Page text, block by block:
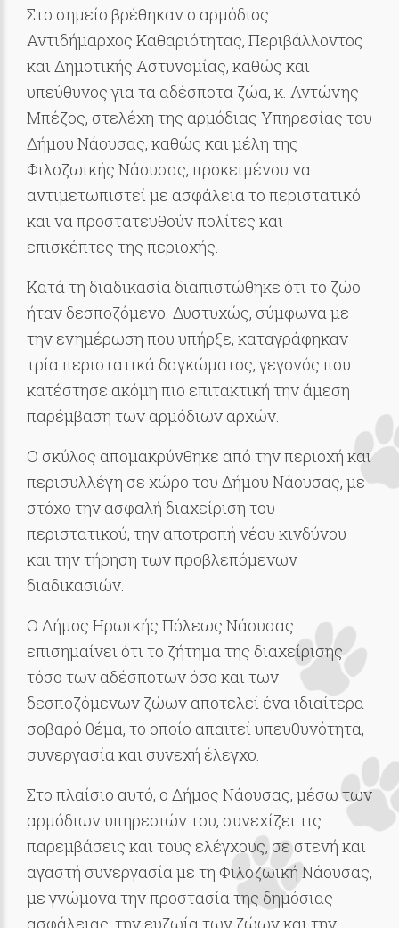
Στο σημείο βρέθηκαν ο αρμόδιος
Αντιδήμαρχος Καθαριότητας, Περιβάλλοντος
και Δημοτικής Αστυνομίας, καθώς και
υπεύθυνος για τα αδέσποτα ζώα, κ. Αντώνης
Μπέζος, στελέχη της αρμόδιας Υπηρεσίας του
Δήμου Νάουσας, καθώς και μέλη της
Φιλοζωικής Νάουσας, προκειμένου να
αντιμετωπιστεί με ασφάλεια το περιστατικό
και να προστατευθούν πολίτες και
επισκέπτες της περιοχής.
Κατά τη διαδικασία διαπιστώθηκε ότι το ζώο
ήταν δεσποζόμενο. Δυστυχώς, σύμφωνα με
την ενημέρωση που υπήρξε, καταγράφηκαν
τρία περιστατικά δαγκώματος, γεγονός που
κατέστησε ακόμη πιο επιτακτική την άμεση
παρέμβαση των αρμόδιων αρχών.
Ο σκύλος απομακρύνθηκε από την περιοχή και
περισυλλέγη σε χώρο του Δήμου Νάουσας, με
στόχο την ασφαλή διαχείριση του
περιστατικού, την αποτροπή νέου κινδύνου
και την τήρηση των προβλεπόμενων
διαδικασιών.
Ο Δήμος Ηρωικής Πόλεως Νάουσας
επισημαίνει ότι το ζήτημα της διαχείρισης
τόσο των αδέσποτων όσο και των
δεσποζόμενων ζώων αποτελεί ένα ιδιαίτερα
σοβαρό θέμα, το οποίο απαιτεί υπευθυνότητα,
συνεργασία και συνεχή έλεγχο.
Στο πλαίσιο αυτό, ο Δήμος Νάουσας, μέσω των
αρμόδιων υπηρεσιών του, συνεχίζει τις
παρεμβάσεις και τους ελέγχους, σε στενή και
αγαστή συνεργασία με τη Φιλοζωική Νάουσας,
με γνώμονα την προστασία της δημόσιας
ασφάλειας, την ευζωία των ζώων και την